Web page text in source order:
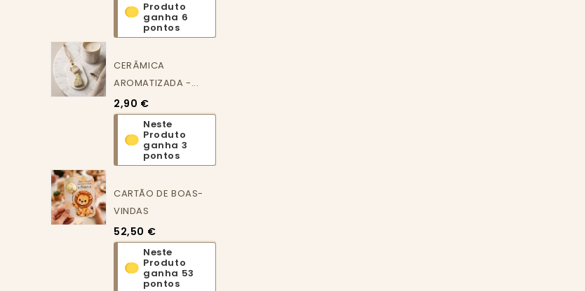
Produto
ganha 6
pontos
CERÂMICA
AROMATIZADA -...
2,90 €
Neste
Produto
ganha 3
pontos
CARTÃO DE BOAS-
VINDAS
52,50 €
Neste
Produto
ganha 53
pontos